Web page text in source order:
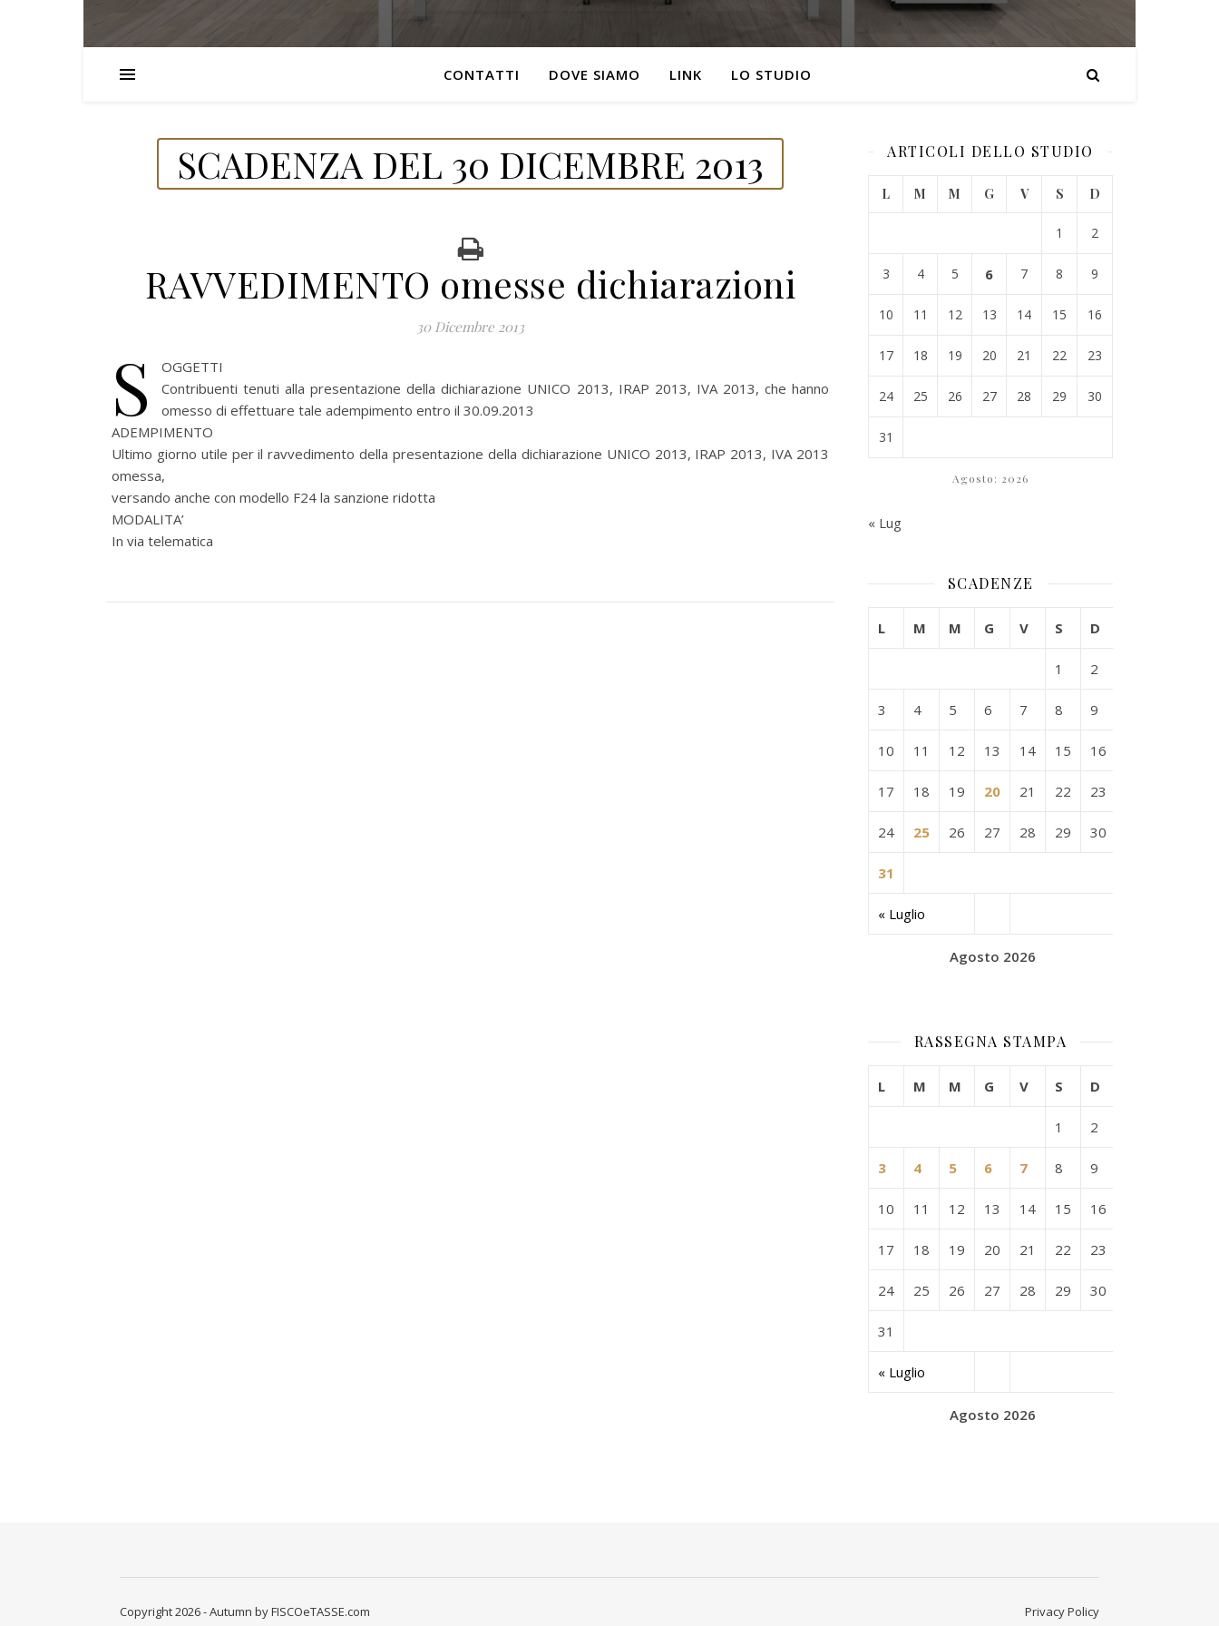
CONTATTI DOVE SIAMO LINK LO STUDIO
SCADENZA DEL 30 DICEMBRE 2013
RAVVEDIMENTO omesse dichiarazioni
30 Dicembre 2013
S
OGGETTI
Contribuenti tenuti alla presentazione della dichiarazione UNICO 2013, IRAP 2013, IVA 2013, che hanno
omesso di effettuare tale adempimento entro il 30.09.2013
ADEMPIMENTO
Ultimo giorno utile per il ravvedimento della presentazione della dichiarazione UNICO 2013, IRAP 2013, IVA 2013
omessa,
versando anche con modello F24 la sanzione ridotta
MODALITA’
In via telematica
ARTICOLI DELLO STUDIO
Agosto: 2026
L M M G V S D
1 2
3 4 5 6 7 8 9
10 11 12 13 14 15 16
17 18 19 20 21 22 23
24 25 26 27 28 29 30
31
« Lug
SCADENZE
Agosto 2026
L M M G V S D
« Luglio
1 2
3 4 5 6 7 8 9
10 11 12 13 14 15 16
17 18 19 20 21 22 23
24 25 26 27 28 29 30
31
RASSEGNA STAMPA
Agosto 2026
L M M G V S D
« Luglio
1 2
3 4 5 6 7 8 9
10 11 12 13 14 15 16
17 18 19 20 21 22 23
24 25 26 27 28 29 30
31
Privacy Policy
Copyright 2026 - Autumn by FISCOeTASSE.com